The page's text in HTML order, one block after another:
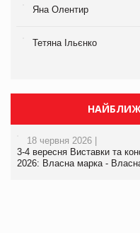
Яна Олентир
Тетяна Ільєнко
18 червня 2026 |
3-4 вересня Виставки та
2026: Власна марка -